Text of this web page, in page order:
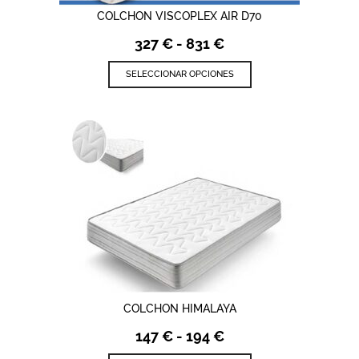
COLCHON VISCOPLEX AIR D70
327€ - 831€Rango
de
precios:
desde
SELECCIONAR OPCIONES
pueden
elegir
en
la
COLCHON HIMALAYA
147€ - 194€Rango
de